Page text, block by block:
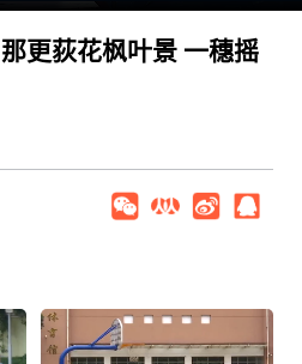
更荻花枫叶景 一穗摇